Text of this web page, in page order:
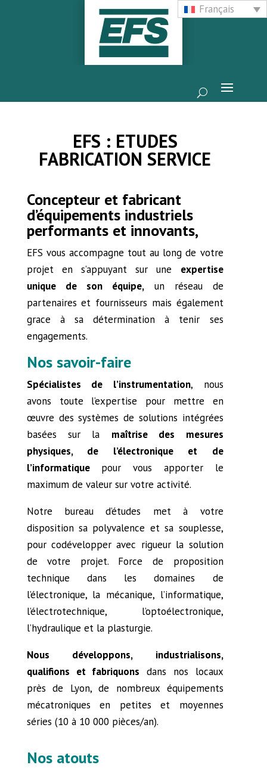
Français
EFS : ETUDES
FABRICATION SERVICE
Concepteur et fabricant
d’équipements industriels
performants et innovants,
EFS vous accompagne tout au long de votre
projet en s’appuyant sur une expertise
unique de son équipe,un réseau de
partenaires et fournisseurs mais également
grace à sa détermination à tenir ses
engagements.
Nos savoir-faire
Spécialistes de l’instrumentation, nous
avons toute l’expertise pour mettre en
œuvre des systèmes de solutions intégrées
basées sur la maîtrise des mesures
physiques, de l’électronique et de
l’informatiquepour vous apporter le
maximum de valeur sur votre activité.
Notre bureau d’études met à votre
disposition sa polyvalence et sa souplesse,
pour codévelopper avec rigueur la solution
de votre projet. Force de proposition
technique dans les domaines de
l’électronique, la mécanique, l’informatique,
l’électrotechnique, l’optoélectronique,
l’hydraulique et la plasturgie.
Nous développons, industrialisons,
qualifions et fabriquons dans nos locaux
près de Lyon, de nombreux équipements
mécatroniques en petites et moyennes
séries (10 à 10 000 pièces/an).
Nos atouts